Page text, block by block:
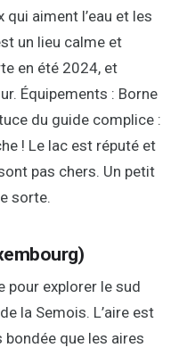
aiment l’eau et les
un lieu calme et
en été 2024, et
Équipements : Borne
du guide complice :
! Le lac est réputé et
pas chers. Un petit
sorte.
pour explorer le sud
la Semois. L’aire est
que les aires